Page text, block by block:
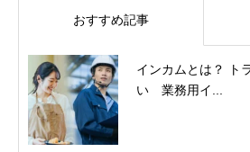
おすすめ記事
インカムとは？ ト
い 業務用イ...